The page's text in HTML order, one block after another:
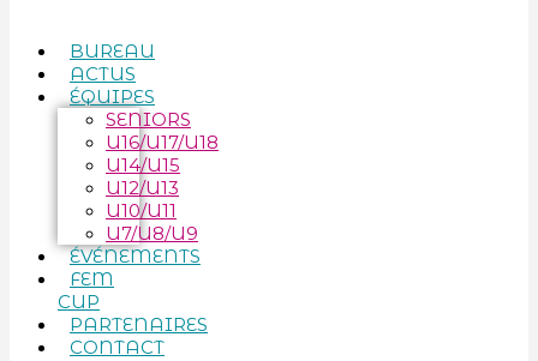
BUREAU
ACTUS
ÉQUIPES
SENIORS
U16/U17/U18
U14/U15
U12/U13
U10/U11
U7/U8/U9
ÉVÉNEMENTS
FEM
CUP
PARTENAIRES
CONTACT